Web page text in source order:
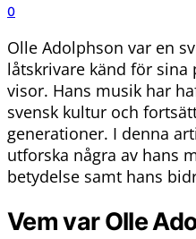
0
Olle Adolphson var en
låtskrivare känd för sina
visor. Hans musik har
svensk kultur och
generationer. I denna
utforska några av hans
betydelse samt hans
Vem var Olle